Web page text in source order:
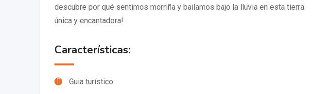
descubre por qué sentimos morriña y bailamos bajo la lluvia en esta tierra
única y encantadora!
Características:
Guia turístico